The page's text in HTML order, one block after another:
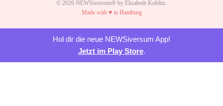
© 2026 NEWSiversum® by Elisabeth Koblitz.
Made with ♥ in Hamburg
Hol dir die neue NEWSiversum App!
Jetzt im Play Store.